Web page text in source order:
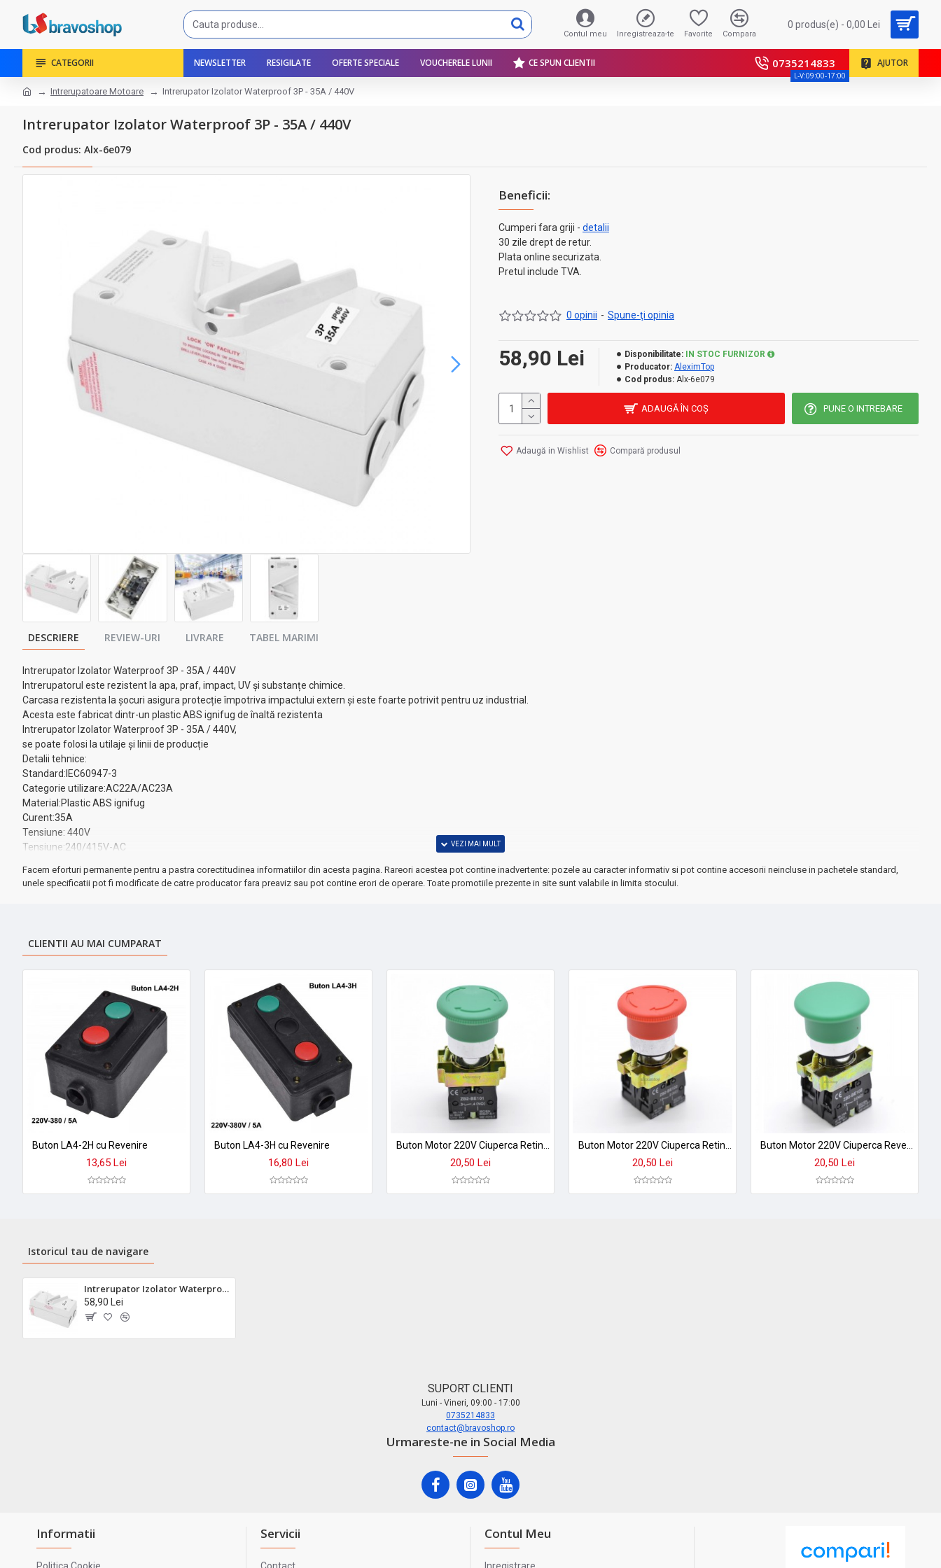
Contul meu Inregistreaza-te Favorite Compara
0 produs(e) - 0,00 Lei
CATEGORII NEWSLETTER RESIGILATE OFERTE SPECIALE VOUCHERELE LUNII CE SPUN CLIENTII 0735214833
L-V:09:00-17:00
AJUTOR
Intrerupatoare Motoare Intrerupator Izolator Waterproof 3P - 35A / 440V
Intrerupator Izolator Waterproof 3P - 35A / 440V
Cod produs: Alx-6e079
Beneficii:
Cumperi fara griji - detalii
30 zile drept de retur.
Plata online securizata.
Pretul include TVA.
0 opinii - Spune-ţi opinia
58,90 Lei Disponibilitate:
IN STOC FURNIZOR
Producator: AleximTop
Cod produs: Alx-6e079
ADAUGĂ ÎN COŞ PUNE O INTREBARE
Adaugă in Wishlist Compară produsul
DESCRIERE REVIEW-URI LIVRARE TABEL MARIMI
Intrerupator Izolator Waterproof 3P - 35A / 440V
Intrerupatorul este rezistent la apa, praf, impact, UV și substanțe chimice.
Carcasa rezistenta la șocuri asigura protecție împotriva impactului extern și este foarte potrivit pentru uz industrial.
Acesta este fabricat dintr-un plastic ABS ignifug de înaltă rezistenta
Intrerupator Izolator Waterproof 3P - 35A / 440V,
se poate folosi la utilaje și linii de producție
Detalii tehnice:
Standard:IEC60947-3
Categorie utilizare:AC22A/AC23A
Material:Plastic ABS ignifug
Curent:35A
Tensiune: 440V
Tensiune:240/415V-AC
Număr poli:3
Dimensiuni:160mm X 78mm X 66mm
Facem eforturi permanente pentru a pastra corectitudinea informatiilor din acesta pagina. Rareori acestea pot contine inadvertente: pozele au caracter informativ si pot contine accesorii neincluse in pachetele standard,
unele specificatii pot fi modificate de catre producator fara preaviz sau pot contine erori de operare. Toate promotiile prezente in site sunt valabile in limita stocului.
CLIENTII AU MAI CUMPARAT
Buton LA4-2H cu Revenire
13,65 Lei
Buton LA4-3H cu Revenire
16,80 Lei
Buton Motor 220V Ciuperca Retinere ON-OFF BS533 Verde
20,50 Lei
Buton Motor 220V Ciuperca Retinere ON-OFF BS545 Rosu
20,50 Lei
Buton Motor 220V Ciuperca Revenire ON-OFF BC35 Verde
20,50 Lei
Istoricul tau de navigare
Intrerupator Izolator Waterproof 3P - 35A / 440V
58,90 Lei
SUPORT CLIENTI
Luni - Vineri, 09:00 - 17:00
0735214833
contact@bravoshop.ro
Urmareste-ne in Social Media
Informatii
Politica Cookie
Servicii
Contact
Contul Meu
Inregistrare